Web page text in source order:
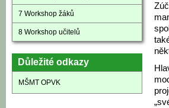
7 Workshop žáků
8 Workshop učitelů
Důležité odkazy
MŠMT OPVK